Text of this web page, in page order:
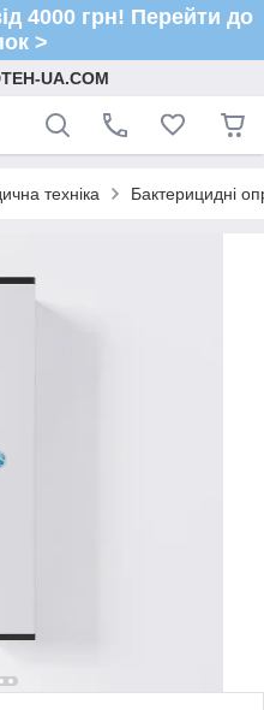
4000 грн! Перейти до
>
UA.COM
техніка Бактерицидні